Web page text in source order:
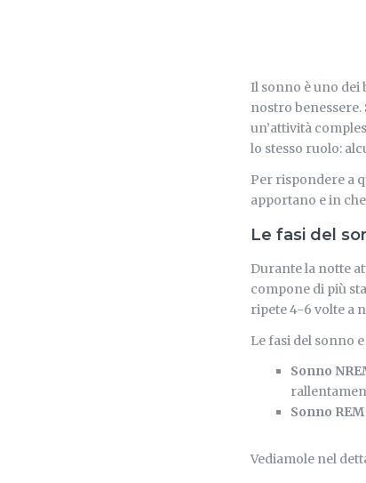
Il sonno è uno dei
nostro benessere.
un’attività
lo stesso ruolo:
Per rispondere a
apportano e in
Le fasi del
Durante la notte
compone di più
ripete 4-6 volte a
Le fasi del sonno
Sonno
Sonno
Vediamole nel